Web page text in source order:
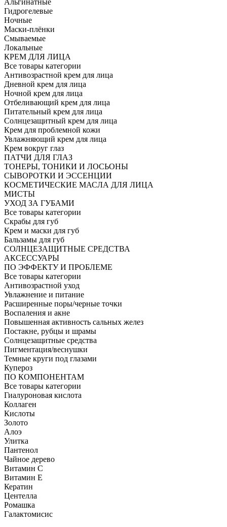
Гидрогелевые
Ночные
Маски-плёнки
Смываемые
Локальные
КРЕМ ДЛЯ ЛИЦА
Все товары категории
Антивозрастной крем для лица
Дневной крем для лица
Ночной крем для лица
Отбеливающий крем для лица
Питательный крем для лица
Солнцезащитный крем для лица
Крем для проблемной кожи
Увлажняющий крем для лица
Крем вокруг глаз
ПАТЧИ ДЛЯ ГЛАЗ
ТОНЕРЫ, ТОНИКИ И ЛОСЬОНЫ
СЫВОРОТКИ И ЭССЕНЦИИ
КОСМЕТИЧЕСКИЕ МАСЛА ДЛЯ ЛИЦА
МИСТЫ
УХОД ЗА ГУБАМИ
Все товары категории
Скрабы для губ
Крем и маски для губ
Бальзамы для губ
СОЛНЦЕЗАЩИТНЫЕ СРЕДСТВА
АКСЕССУАРЫ
ПО ЭФФЕКТУ И ПРОБЛЕМЕ
Все товары категории
Антивозрастной уход
Увлажнение и питание
Расширенные поры/черные точки
Воспаления и акне
Повышенная активность сальных желез
Постакне, рубцы и шрамы
Солнцезащитные средства
Пигментация/веснушки
Темные круги под глазами
Купероз
ПО КОМПОНЕНТАМ
Все товары категории
Гиалуроновая кислота
Коллаген
Кислоты
Золото
Алоэ
Улитка
Пантенол
Чайное дерево
Витамин C
Витамин Е
Кератин
Центелла
Ромашка
Галактомисис